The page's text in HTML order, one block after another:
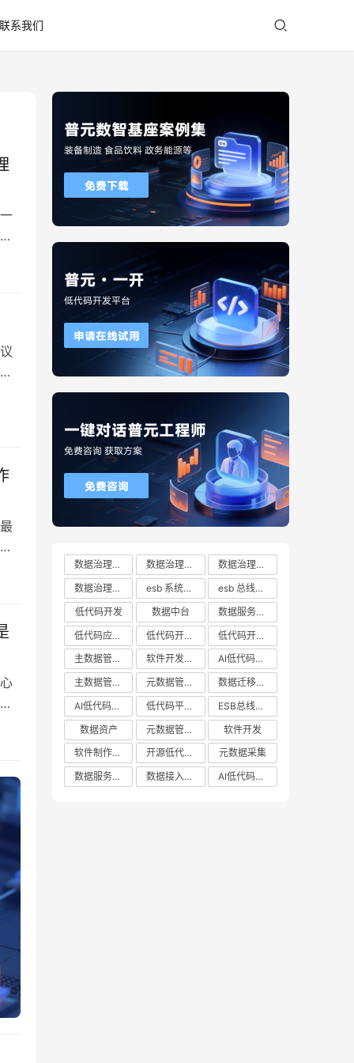
联系我们
数据治理方案 数据治理方案哪家好
数据治理方案有哪些
数据治理方案推荐
esb 系统都有哪些
esb 总线十大厂商排行榜
低代码开发
数据中台
数据服务总线
低代码应用平台
低代码开发云平台
低代码开发平台
主数据管理系统
软件开发平台
AI低代码开发
主数据管理平台
元数据管理系统
数据迁移工具
AI低代码开发云平台
低代码平台哪家好
ESB总线技术
数据资产
元数据管理系统哪家好
软件开发
软件制作平台
开源低代码平台
元数据采集
数据服务平台
数据接入管理系统 AI低代码应用平台